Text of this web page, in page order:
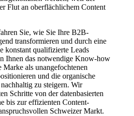
Flut an oberflächlichem Content
Sie, wie Sie Ihre B2B-
transformieren und durch eine
konstant qualifizierte Leads
Ihnen das notwendige Know-how
als unangefochtenen
und die organische
zu steigern. Wir
Schritte von der datenbasierten
bis zur effizienten Content-
Schweizer Markt.